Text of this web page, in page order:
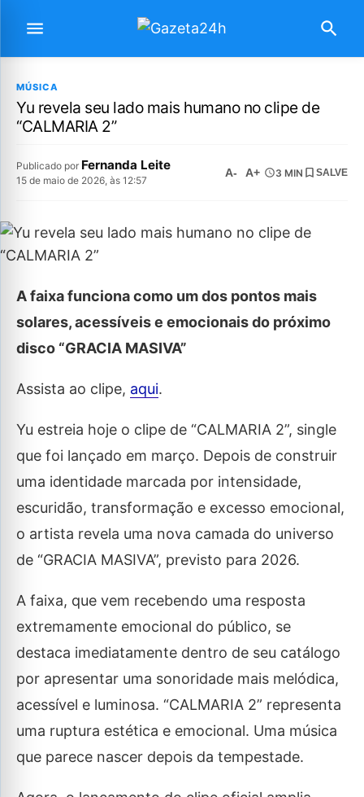
MÚSICA
Yu revela seu lado mais humano no clipe de
“CALMARIA 2”
Publicado por Fernanda Leite
15 de maio de 2026, às 12:57
A- A+ 3 MIN SALVE
A faixa funciona como um dos pontos mais
solares, acessíveis e emocionais do próximo
disco “GRACIA MASIVA”
Assista ao clipe, aqui.
Yu estreia hoje o clipe de “CALMARIA 2”, single
que foi lançado em março. Depois de construir
uma identidade marcada por intensidade,
escuridão, transformação e excesso emocional,
o artista revela uma nova camada do universo
de “GRACIA MASIVA”, previsto para 2026.
A faixa, que vem recebendo uma resposta
extremamente emocional do público, se
destaca imediatamente dentro de seu catálogo
por apresentar uma sonoridade mais melódica,
acessível e luminosa. “CALMARIA 2” representa
uma ruptura estética e emocional. Uma música
que parece nascer depois da tempestade.